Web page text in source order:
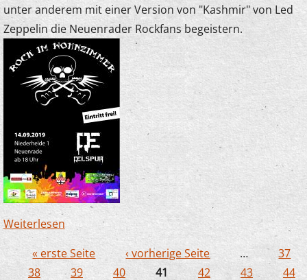
unter anderem mit einer Version von "Kashmir" von Led
Zeppelin die Neuenrader Rockfans begeistern.
Weiterlesen über Junge Streicher begeistern bei "Rock im
Wohnzimmer"
Seiten
« erste Seite ‹ vorherige Seite …
37
38
39 40 41 42 43
44